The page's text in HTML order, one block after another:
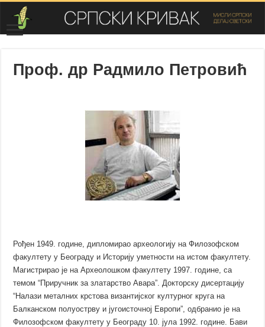
Проф. др Радмило Петровић
Рођен 1949. године, дипломирао археологију на Филозофском
факултету у Београду и Историју уметности на истом факултету.
Магистрирао је на Археолошком факултету 1997. године, са
темом “Приручник за златарство Авара”. Докторску дисертацију
“Налази металних крстова византијског културног круга на
Балканском полуострву и југоисточној Европи”, одбранио је на
Филозофском факултету у Београду 10. јула 1992. године. Бави